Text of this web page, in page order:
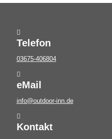
Telefon
03675-406804
eMail
info@outdoor-inn.de
Kontakt